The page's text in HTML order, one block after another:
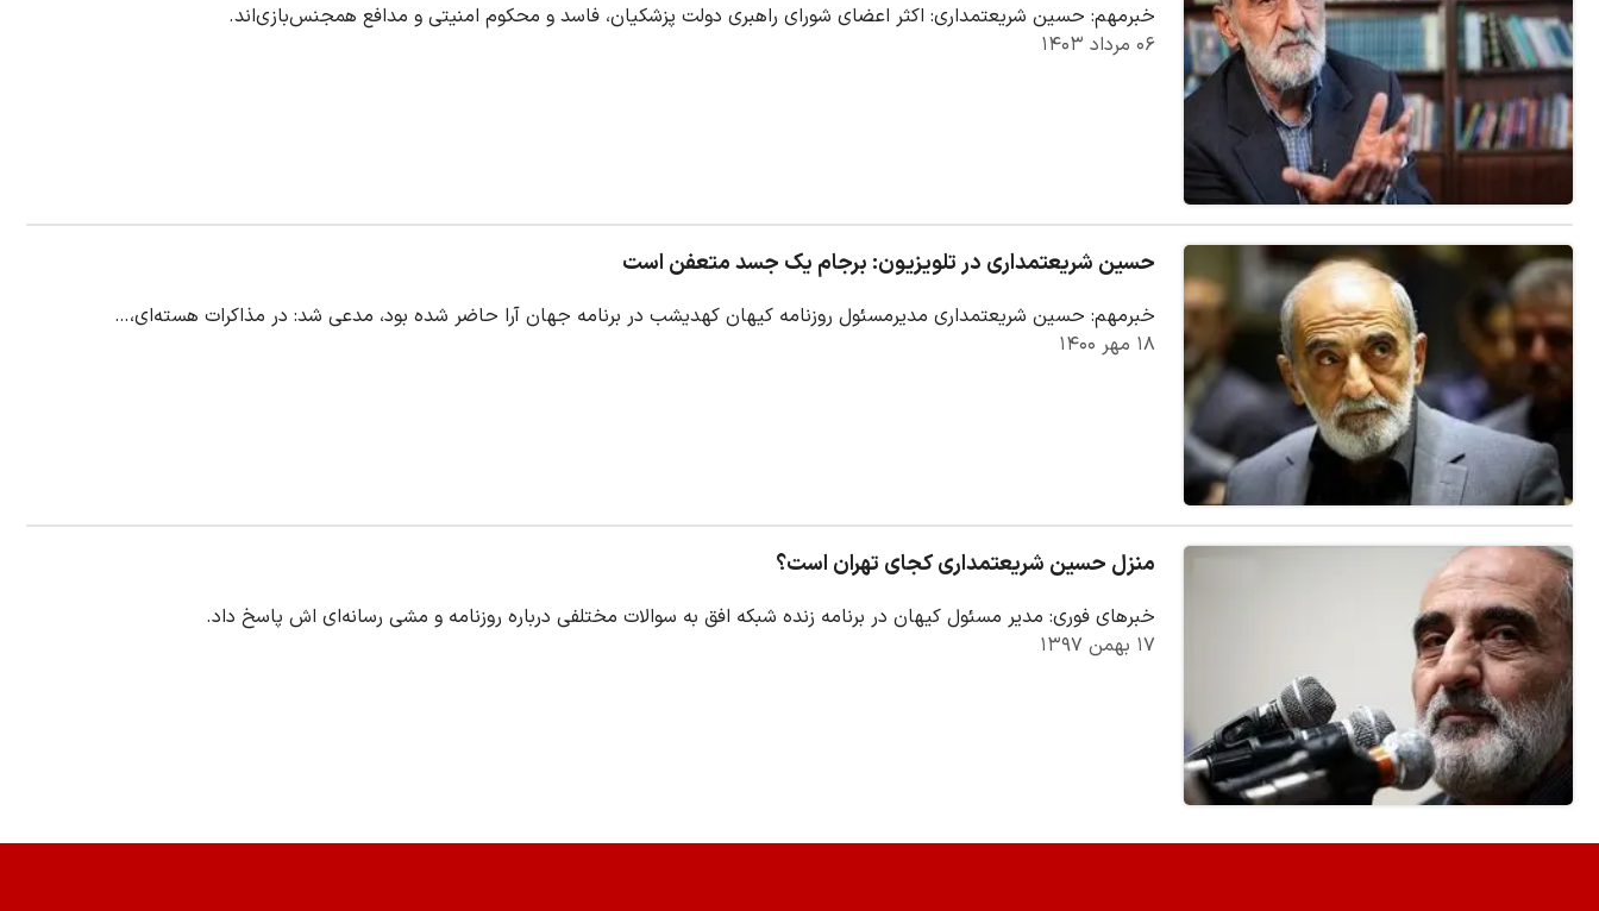
خبرمهم: حسین شریعتمداری: اکثر اعضای شورای راهبری دولت پزشکیان، فاسد و محکوم امنیتی و مدافع همجنس‌بازی‌اند.
۰۶ مرداد ۱۴۰۳
حسین شریعتمداری در تلویزیون: برجام یک جسد متعفن است
خبرمهم: حسین شریعتمداری مدیرمسئول روزنامه کیهان کهدیشب در برنامه جهان آرا حاضر شده بود، مدعی شد: در مذاکرات هسته‌ای،…
۱۸ مهر ۱۴۰۰
منزل حسین شریعتمداری کجای تهران است؟
خبرهای فوری: مدیر مسئول کیهان در برنامه زنده شبکه افق به سوالات مختلفی درباره روزنامه و مشی رسانه‌ای اش پاسخ داد.
۱۷ بهمن ۱۳۹۷